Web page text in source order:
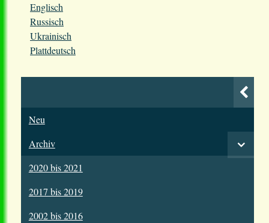
Englisch
Russisch
Ukrainisch
Plattdeutsch
Neu
Archiv
2020 bis 2021
2017 bis 2019
2002 bis 2016